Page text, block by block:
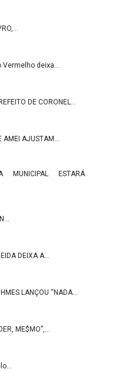
Vermelho deixa…
DE CORONEL…
AMEI AJUSTAM…
MUNICIPAL ESTARÁ
DEIXA A…
LANÇOU “NADA…
ME$MO”,…